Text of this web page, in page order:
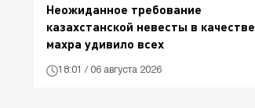
Неожиданное требование
казахстанской невесты в качестве
махра удивило всех
18:01 / 06 августа 2026